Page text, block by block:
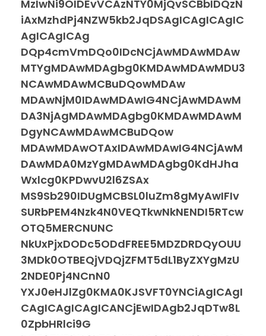
MzIwNi9OIDEvVCAzNTY0MjQvSCBbIDQzN
iAxMzhdPj4NZW5kb2JqDSAgICAgICAgIC
AgICAgICAg
DQp4cmVmDQo0IDcNCjAwMDAwMDAw
MTYgMDAwMDAgbg0KMDAwMDAwMDU3
NCAwMDAwMCBuDQowMDAw
MDAwNjM0IDAwMDAwIG4NCjAwMDAwM
DA3NjAgMDAwMDAgbg0KMDAwMDAwM
DgyNCAwMDAwMCBuDQow
MDAwMDAwOTAxIDAwMDAwIG4NCjAwM
DAwMDA0MzYgMDAwMDAgbg0KdHJha
Wxlcg0KPDwvU2l6ZSAx
MS9Sb290IDUgMCBSL0luZm8gMyAwIFIv
SURbPEM4Nzk4N0VEQTkwNkNENDI5RTcw
OTQ5MERCNUNC
NkUxPjxDODc5ODdFREE5MDZDRDQyOUU
3MDk0OTBEQjVDQjZFMT5dL1ByZXYgMzU
2NDE0Pj4NCnN0
YXJ0eHJlZg0KMA0KJSVFT0YNCiAgICAgI
CAgICAgICAgICANCjEwIDAgb2JqDTw8L
0ZpbHRlci9G